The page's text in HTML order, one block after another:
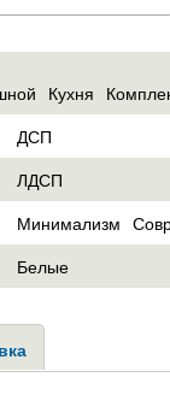
Кухня
ДСП
ЛДСП
Минимализм
Белые